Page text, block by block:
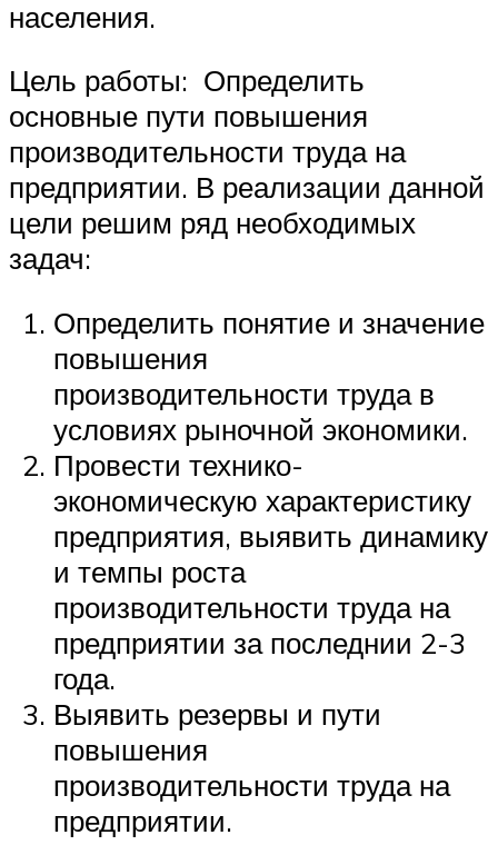
населения.
Цель работы: Определить
основные пути повышения
производительности труда на
предприятии. В реализации данной
цели решим ряд необходимых
задач:
Определить понятие и значение
повышения
производительности труда в
условиях рыночной экономики.
Провести технико-
экономическую характеристику
предприятия, выявить динамику
и темпы роста
производительности труда на
предприятии за последнии 2-3
года.
Выявить резервы и пути
повышения
производительности труда на
предприятии.